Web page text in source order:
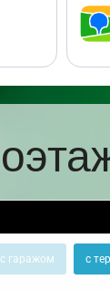
с гаражом с